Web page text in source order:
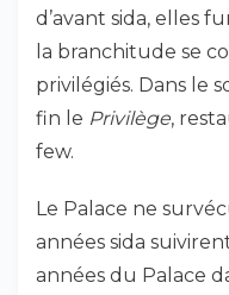
d’avant sida, elles
la branchitude se
privilégiés. Dans le
fin le Privilège,
few.
Le Palace ne
années sida
années du Palace